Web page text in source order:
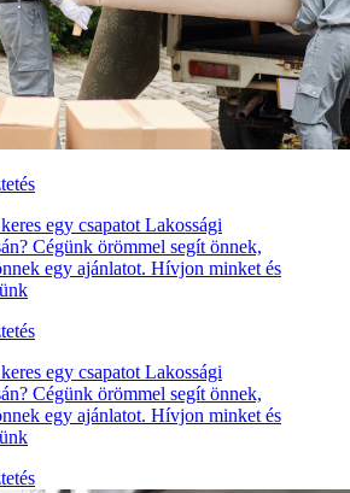
egy csapatot Lakossági
Cégünk örömmel segít önnek,
egy ajánlatot. Hívjon minket és
egy csapatot Lakossági
Cégünk örömmel segít önnek,
egy ajánlatot. Hívjon minket és